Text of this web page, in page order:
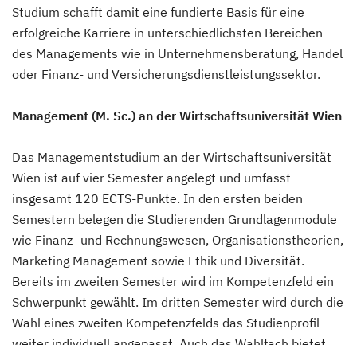
Studium schafft damit eine fundierte Basis für eine
erfolgreiche Karriere in unterschiedlichsten Bereichen
des Managements wie in Unternehmensberatung, Handel
oder Finanz- und Versicherungsdienstleistungssektor.
Management (M. Sc.) an der Wirtschaftsuniversität Wien
Das Managementstudium an der Wirtschaftsuniversität
Wien ist auf vier Semester angelegt und umfasst
insgesamt 120 ECTS-Punkte. In den ersten beiden
Semestern belegen die Studierenden Grundlagenmodule
wie Finanz- und Rechnungswesen, Organisationstheorien,
Marketing Management sowie Ethik und Diversität.
Bereits im zweiten Semester wird im Kompetenzfeld ein
Schwerpunkt gewählt. Im dritten Semester wird durch die
Wahl eines zweiten Kompetenzfelds das Studienprofil